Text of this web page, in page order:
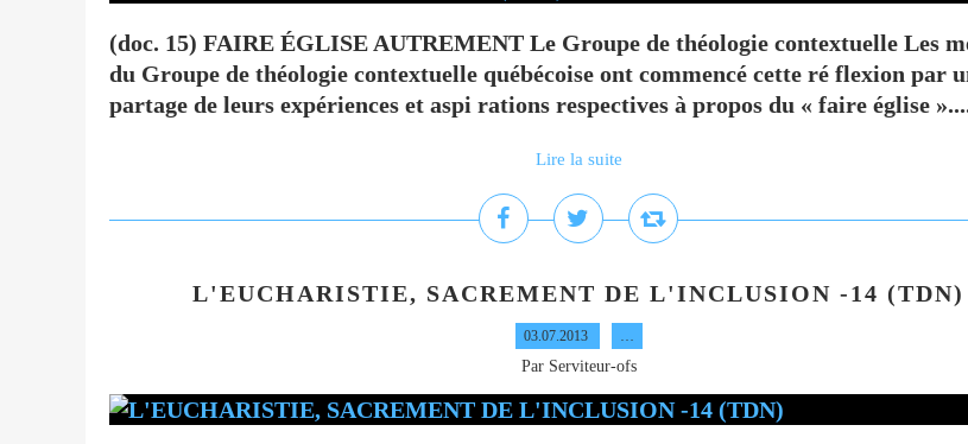
(doc. 15) FAIRE ÉGLISE AUTREMENT Le Groupe de théologie contextuelle Les
du Groupe de théologie contextuelle québécoise ont commencé cette ré flexion par
partage de leurs expériences et aspi rations respectives à propos du « faire église
Lire la suite
L'EUCHARISTIE, SACREMENT DE L'INCLUSION -14 (TDN)
03.07.2013 …
Par Serviteur-ofs